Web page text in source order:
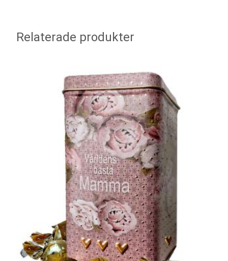
Relaterade produkter